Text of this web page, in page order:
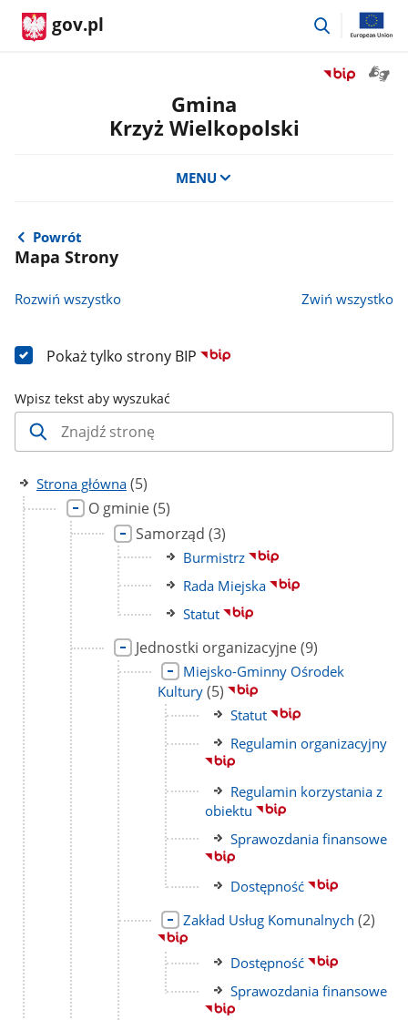
gov.pl
przejdź
Przejdź
Gmina
Krzyż Wielkopolski
MENU
Powrót
Mapa Strony
Rozwiń wszystko Zwiń wszystko
Pokaż tylko strony BIP
Wpisz tekst aby wyszukać
Strona główna liczba
podstron
(5)
Link
do
strony
O gminie liczba
podstron
(5)
Link
do
Samorząd liczba
podstron
(3)
Link
strony
Burmistrz
Link
strony
Rada Miejska
Link
strony
Statut
Link
do
strony
Jednostki organizacyjneliczba
podstron
(9)
Link
do
strony
Miejsko-Gminny Ośrodek
Kultury liczba
podstron
(5)
Link
strony
Statut
Link
do
Regulamin organizacyjny
Link
do
Regulamin korzystania z
obiektu
Link
do
Sprawozdania finansowe
Link
strony
Dostępność
Link
do
strony
Zakład Usług Komunalnych liczba
(2)
Link
strony
Dostępność
Link
do
Sprawozdania finansowe